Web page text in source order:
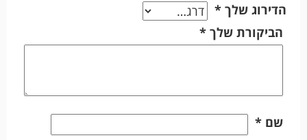
הדירוג שלך *
הביקורת שלך *
שם *